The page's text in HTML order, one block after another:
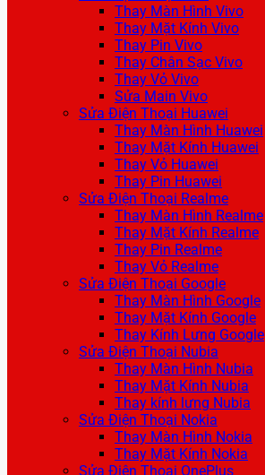
Thay Màn Hình Vivo
Thay Mặt Kính Vivo
Thay Pin Vivo
Thay Chân Sạc Vivo
Thay Vỏ Vivo
Sửa Main Vivo
Sửa Điện Thoại Huawei
Thay Màn Hình Huawei
Thay Mặt Kính Huawei
Thay Vỏ Huawei
Thay Pin Huawei
Sửa Điện Thoại Realme
Thay Màn Hình Realme
Thay Mặt Kính Realme
Thay Pin Realme
Thay Vỏ Realme
Sửa Điện Thoại Google
Thay Màn Hình Google
Thay Mặt Kính Google
Thay Kính Lưng Google
Sửa Điện Thoại Nubia
Thay Màn Hình Nubia
Thay Mặt Kính Nubia
Thay kính lưng Nubia
Sửa Điện Thoại Nokia
Thay Màn Hình Nokia
Thay Mặt Kính Nokia
Sửa Điện Thoại OnePlus